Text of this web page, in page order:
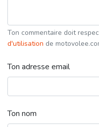
Ton commentaire doit
d'utilisation de
Ton adresse email
Ton nom